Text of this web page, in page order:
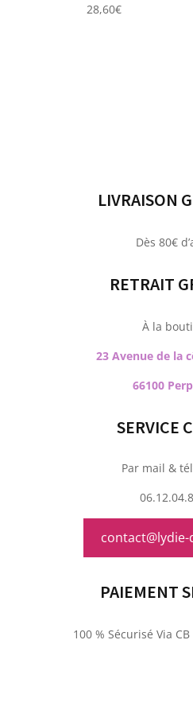
28,60€
LIVRAISON
Dès 80€
RETRAIT
À la
23 Avenue de la
66100
SERVICE
Par mail &
PAIEMENT
100 % Sécurisé Via